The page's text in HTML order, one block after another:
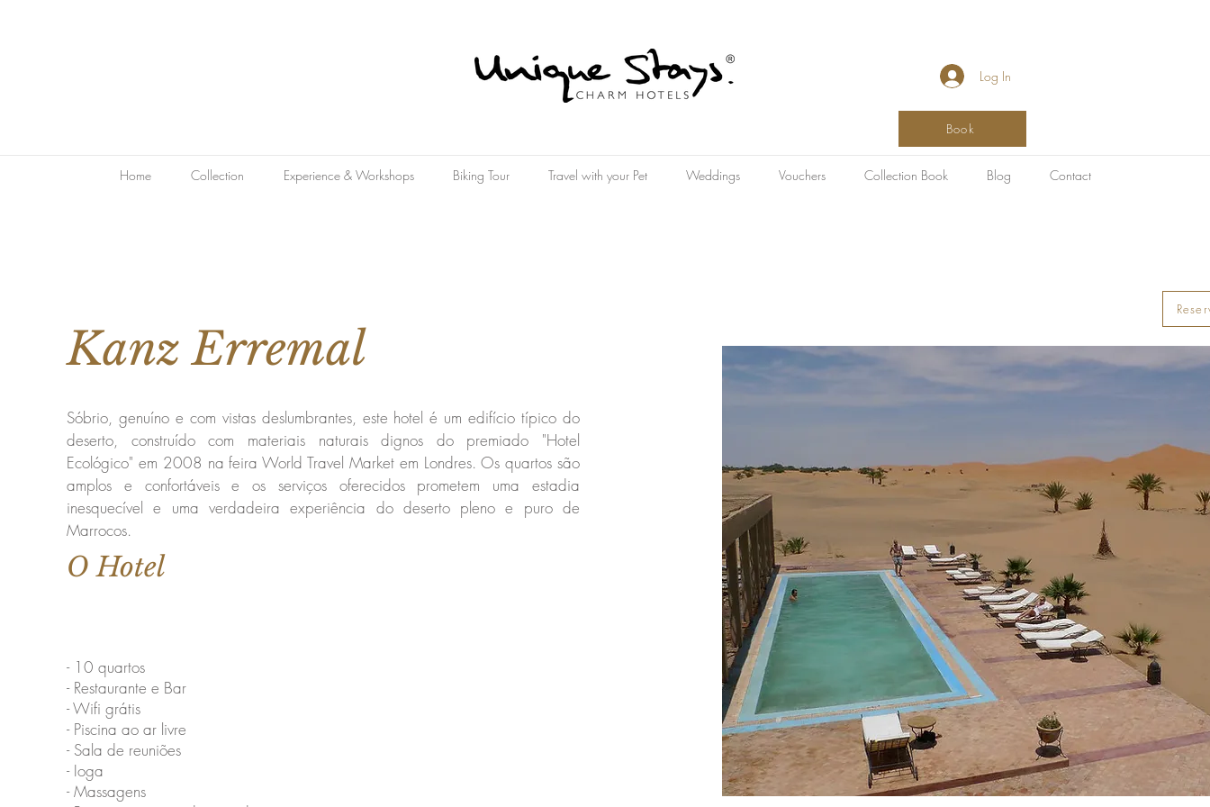
Log In
Book
Home Collection Experience & Workshops Biking Tour Travel with your Pet Weddings Vouchers Collection Book Blog Contact
Kanz Erremal
Sóbrio, genuíno e com vistas deslumbrantes, este hotel é um edifício típico do
deserto, construído com materiais naturais dignos do premiado "Hotel
Ecológico" em 2008 na feira World Travel Market em Londres. Os quartos são
amplos e confortáveis e os serviços oferecidos prometem uma estadia
inesquecível e uma verdadeira experiência do deserto pleno e puro de
Marrocos.
O Hotel
- 10 quartos
- Restaurante e Bar
- Wifi grátis
- Piscina ao ar livre
- Sala de reuniões
- Ioga
- Massagens